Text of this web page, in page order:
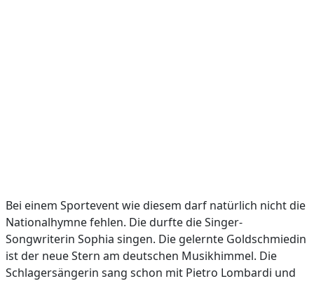
Bei einem Sportevent wie diesem darf natürlich nicht die
Nationalhymne fehlen. Die durfte die Singer-
Songwriterin Sophia singen. Die gelernte Goldschmiedin
ist der neue Stern am deutschen Musikhimmel. Die
Schlagersängerin sang schon mit Pietro Lombardi und